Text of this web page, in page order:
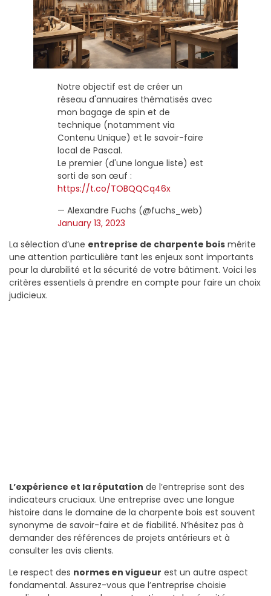
Notre objectif est de créer un
réseau d'annuaires thématisés avec
mon bagage de spin et de
technique (notamment via
Contenu Unique) et le savoir-faire
local de Pascal.
Le premier (d'une longue liste) est
sorti de son œuf :
https://t.co/TOBQQCq46x
— Alexandre Fuchs (@fuchs_web)
January 13, 2023
La sélection d’une entreprise de charpente bois mérite
une attention particulière tant les enjeux sont importants
pour la durabilité et la sécurité de votre bâtiment. Voici les
critères essentiels à prendre en compte pour faire un choix
judicieux.
L’expérience et la réputation de l’entreprise sont des
indicateurs cruciaux. Une entreprise avec une longue
histoire dans le domaine de la charpente bois est souvent
synonyme de savoir-faire et de fiabilité. N’hésitez pas à
demander des références de projets antérieurs et à
consulter les avis clients.
Le respect des normes en vigueur est un autre aspect
fondamental. Assurez-vous que l’entreprise choisie